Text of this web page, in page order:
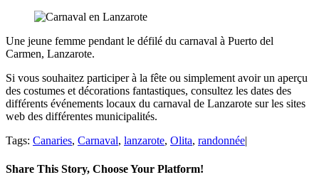
Une jeune femme pendant le défilé du carnaval à Puerto del
Carmen, Lanzarote.
Si vous souhaitez participer à la fête ou simplement avoir un aperçu
des costumes et décorations fantastiques, consultez les dates des
différents événements locaux du carnaval de Lanzarote sur les sites
web des différentes municipalités.
Tags: Canaries, Carnaval, lanzarote, Olita, randonnée|
Share This Story, Choose Your Platform!